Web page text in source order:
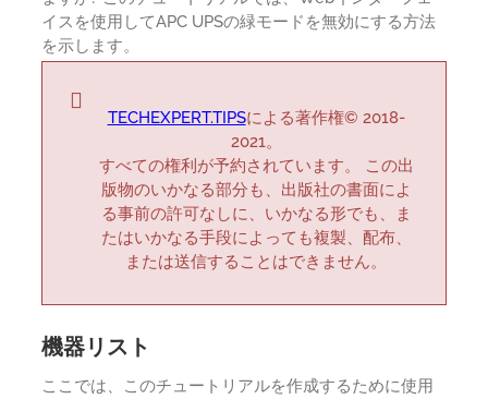
イスを使用してAPC UPSの緑モードを無効にする方法
を示します。
TECHEXPERT.TIPSによる著作権© 2018-
2021。
すべての権利が予約されています。 この出
版物のいかなる部分も、出版社の書面によ
る事前の許可なしに、いかなる形でも、ま
たはいかなる手段によっても複製、配布、
または送信することはできません。
機器リスト
ここでは、このチュートリアルを作成するために使用